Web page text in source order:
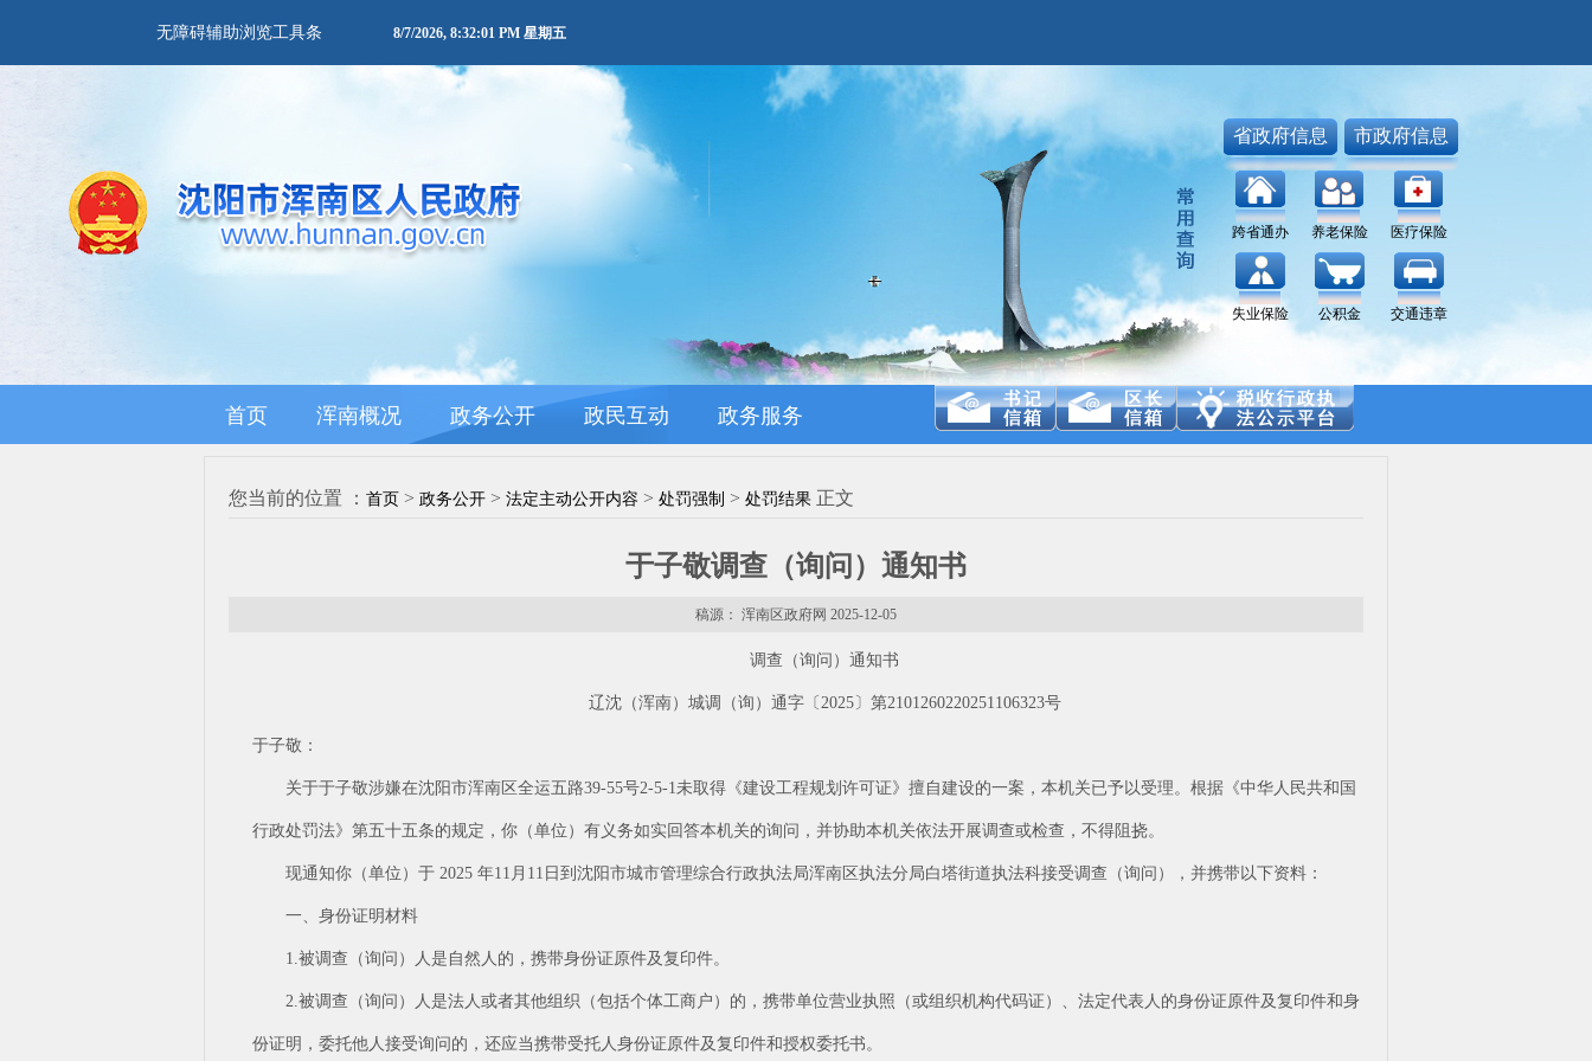
无障碍辅助浏览工具条 8/7/2026, 8:32:01 PM 星期五
省政府信息 市政府信息
跨省通办 养老保险 医疗保险
失业保险 公积金 交通违章
首页 浑南概况 政务公开 政民互动 政务服务
您当前的位置 ： 首页 > 政务公开 > 法定主动公开内容 > 处罚强制 > 处罚结果 正文
于子敬调查（询问）通知书
稿源： 浑南区政府网 2025-12-05
调查（询问）通知书
辽沈（浑南）城调（询）通字〔2025〕第2101260220251106323号
于子敬：
关于于子敬涉嫌在沈阳市浑南区全运五路39-55号2-5-1未取得《建设工程规划许可证》擅自建设的一案，本机关已予以受理。根据《中华人民共和国
行政处罚法》第五十五条的规定，你（单位）有义务如实回答本机关的询问，并协助本机关依法开展调查或检查，不得阻挠。
现通知你（单位）于 2025 年11月11日到沈阳市城市管理综合行政执法局浑南区执法分局白塔街道执法科接受调查（询问），并携带以下资料：
一、身份证明材料
1.被调查（询问）人是自然人的，携带身份证原件及复印件。
2.被调查（询问）人是法人或者其他组织（包括个体工商户）的，携带单位营业执照（或组织机构代码证）、法定代表人的身份证原件及复印件和身
份证明，委托他人接受询问的，还应当携带受托人身份证原件及复印件和授权委托书。